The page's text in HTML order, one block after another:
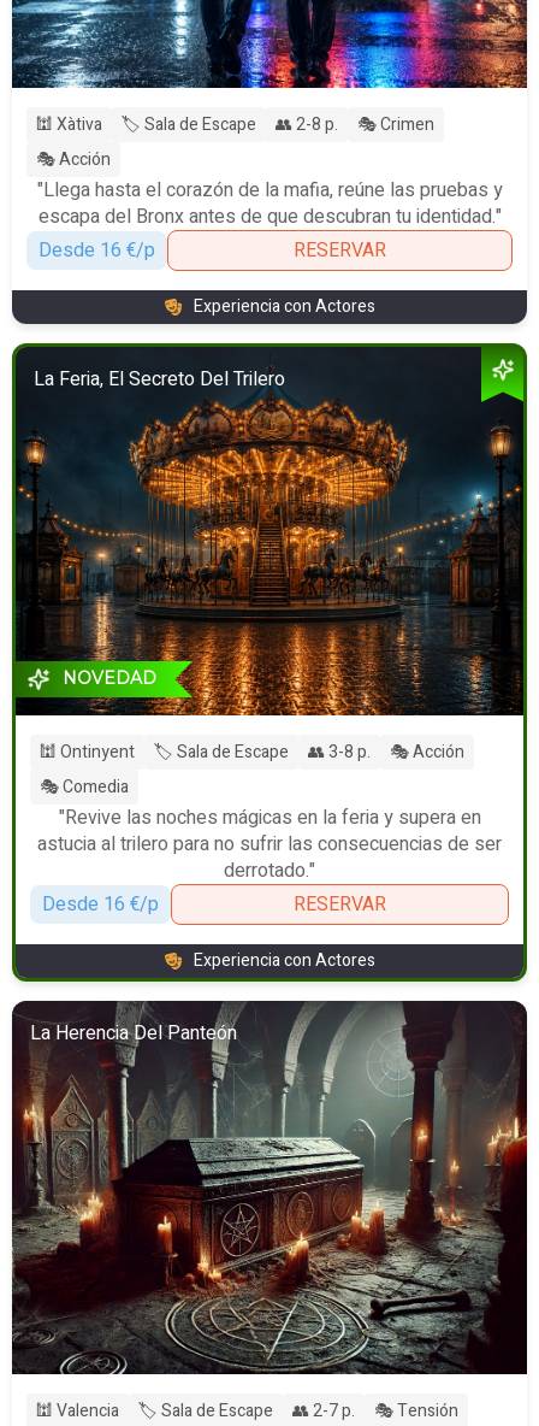
🕍 Xàtiva 🏷️ Sala de Escape 👥 2-8 p.
🎭 Crimen
🎭 Acción
"Llega hasta el corazón de la mafia, reúne las pruebas y
escapa del Bronx antes de que descubran tu identidad."
Desde 16 €/p
RESERVAR
Experiencia con Actores
La Feria, El Secreto Del Trilero
NOVEDAD
🕍 Ontinyent 🏷️ Sala de Escape 👥 3-8 p.
🎭 Acción
🎭 Comedia
"Revive las noches mágicas en la feria y supera en
astucia al trilero para no sufrir las consecuencias de ser
derrotado."
Desde 16 €/p
RESERVAR
Experiencia con Actores
La Herencia Del Panteón
🕍 Valencia 🏷️ Sala de Escape 👥 2-7 p.
🎭 Tensión